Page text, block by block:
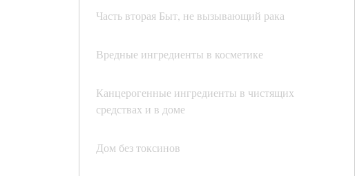
Часть вторая Быт, не вызывающий рака
Вредные ингредиенты в косметике
Канцерогенные ингредиенты в чистящих
средствах и в доме
Дом без токсинов